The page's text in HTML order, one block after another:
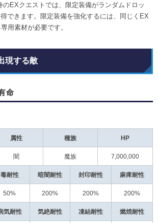
EXクエストでは、限定装備がランダムドロッ
できます。限定装備を強化するには、同じくEX
用素材が必要です。
現する敵
命
属性 種族 HP
闇 魔族 7,000,000
毒耐性 暗闇耐性 封印耐性 麻痺耐性
50% 200% 200% 200%
気耐性 気絶耐性 凍結耐性 燃焼耐性